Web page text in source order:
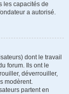
les capacités de
a autorisé.
dont le travail
forum. Ils ont le
déverrouiller,
modèrent.
partent en